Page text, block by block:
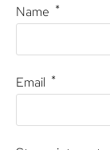
Name *
Email *